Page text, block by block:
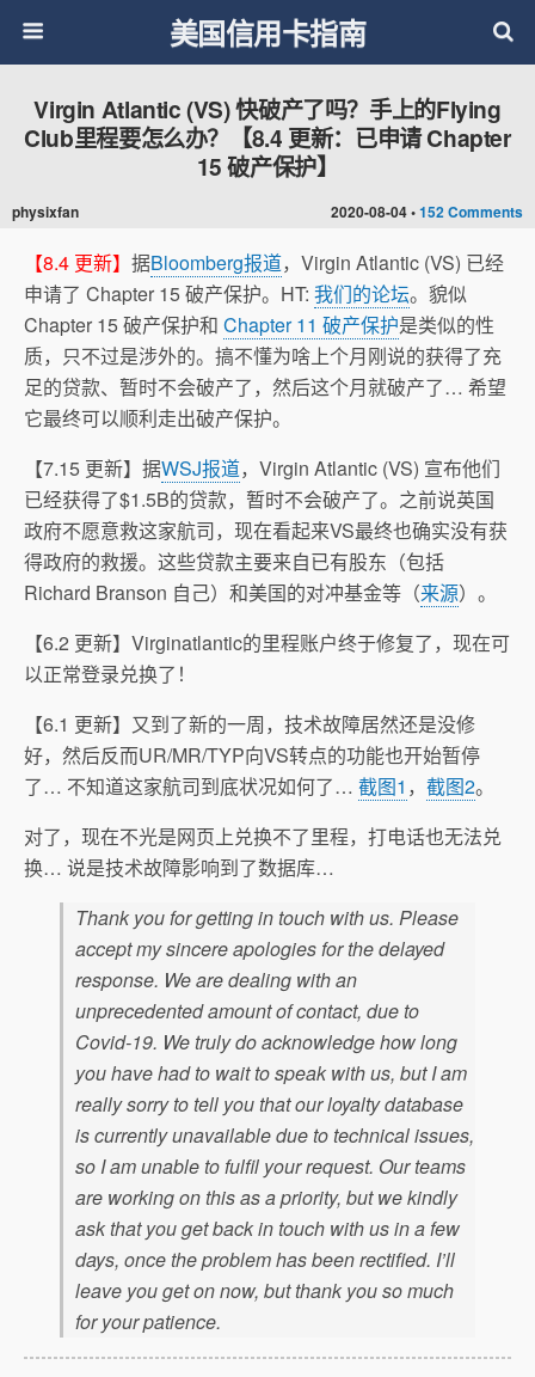
美国信用卡指南
2020-08-04 •152 Comments
Virgin Atlantic (VS) 快破产了吗？手上的Flying
Club里程要怎么办？【8.4 更新：已申请 Chapter
15 破产保护】
physixfan
【8.4 更新】 据Bloomberg报道，Virgin Atlantic (VS) 已经
申请了 Chapter 15 破产保护。HT: 我们的论坛。貌似
Chapter 15 破产保护和 Chapter 11 破产保护是类似的性
质，只不过是涉外的。搞不懂为啥上个月刚说的获得了充
足的贷款、暂时不会破产了，然后这个月就破产了… 希望
它最终可以顺利走出破产保护。
【7.15 更新】据WSJ报道，Virgin Atlantic (VS) 宣布他们
已经获得了$1.5B的贷款，暂时不会破产了。之前说英国
政府不愿意救这家航司，现在看起来VS最终也确实没有获
得政府的救援。这些贷款主要来自已有股东（包括
Richard Branson 自己）和美国的对冲基金等（来源）。
【6.2 更新】Virginatlantic的里程账户终于修复了，现在可
以正常登录兑换了！
【6.1 更新】又到了新的一周，技术故障居然还是没修
好，然后反而UR/MR/TYP向VS转点的功能也开始暂停
了… 不知道这家航司到底状况如何了… 截图1 ， 截图2。
对了，现在不光是网页上兑换不了里程，打电话也无法兑
换… 说是技术故障影响到了数据库…
Thank you for getting in touch with us. Please
accept my sincere apologies for the delayed
response. We are dealing with an
unprecedented amount of contact, due to
Covid-19. We truly do acknowledge how long
you have had to wait to speak with us, but I am
really sorry to tell you that our loyalty database
is currently unavailable due to technical issues,
so I am unable to fulfil your request. Our teams
are working on this as a priority, but we kindly
ask that you get back in touch with us in a few
days, once the problem has been rectified. I’ll
leave you get on now, but thank you so much
for your patience.